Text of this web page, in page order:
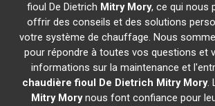
fioul De Dietrich Mitry Mory, ce qui nous
offrir des conseils et des solutions
votre système de chauffage. Nous
pour répondre à toutes vos questions et
informations sur la maintenance et
chaudière fioul De Dietrich Mitry Mory.
Mitry Morynous font confiance pour